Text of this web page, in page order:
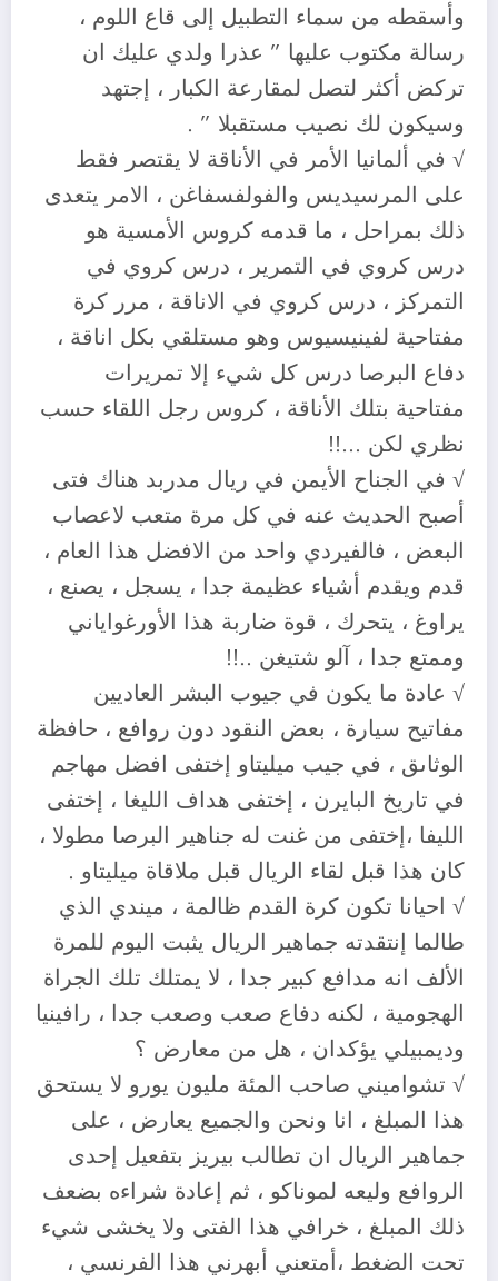
وأسقطه من سماء التطبيل إلى قاع اللوم ،
رسالة مكتوب عليها ” عذرا ولدي عليك ان
تركض أكثر لتصل لمقارعة الكبار ، إجتهد
وسيكون لك نصيب مستقبلا ” .
√ في ألمانيا الأمر في الأناقة لا يقتصر فقط
على المرسيديس والفولفسفاغن ، الامر يتعدى
ذلك بمراحل ، ما قدمه كروس الأمسية هو
درس كروي في التمرير ، درس كروي في
التمركز ، درس كروي في الاناقة ، مرر كرة
مفتاحية لفينيسيوس وهو مستلقي بكل اناقة ،
دفاع البرصا درس كل شيء إلا تمريرات
مفتاحية بتلك الأناقة ، كروس رجل اللقاء حسب
نظري لكن …!!
√ في الجناح الأيمن في ريال مدربد هناك فتى
أصبح الحديث عنه في كل مرة متعب لاعصاب
البعض ، فالفيردي واحد من الافضل هذا العام ،
قدم ويقدم أشياء عظيمة جدا ، يسجل ، يصنع ،
يراوغ ، يتحرك ، قوة ضاربة هذا الأورغواياني
وممتع جدا ، آلو شتيغن ..!!
√ عادة ما يكون في جيوب البشر العاديين
مفاتيح سيارة ، بعض النقود دون روافع ، حافظة
الوثاىق ، في جيب ميليتاو إختفى افضل مهاجم
في تاريخ البايرن ، إختفى هداف الليغا ، إختفى
الليفا ،إختفى من غنت له جناهير البرصا مطولا ،
كان هذا قبل لقاء الريال قبل ملاقاة ميليتاو .
√ احيانا تكون كرة القدم ظالمة ، ميندي الذي
طالما إنتقدته جماهير الريال يثبت اليوم للمرة
الألف انه مدافع كبير جدا ، لا يمتلك تلك الجراة
الهجومية ، لكنه دفاع صعب وصعب جدا ، رافينيا
وديمبيلي يؤكدان ، هل من معارض ؟
√ تشواميني صاحب المئة مليون يورو لا يستحق
هذا المبلغ ، انا ونحن والجميع يعارض ، على
جماهير الريال ان تطالب بيريز بتفعيل إحدى
الروافع وليعه لموناكو ، ثم إعادة شراءه بضعف
ذلك المبلغ ، خرافي هذا الفتى ولا يخشى شيء
تحت الضغط ،أمتعني أبهرني هذا الفرنسي ،